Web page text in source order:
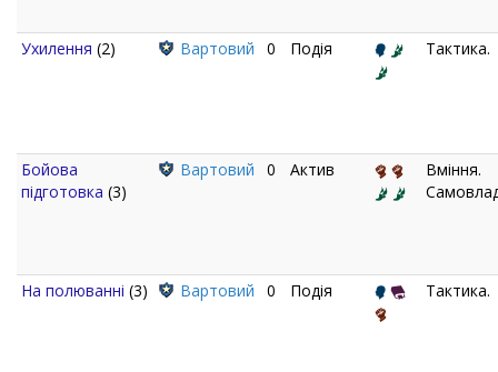
Ухилення (2) Вартовий 0 Подія Тактика.
Бойова
підготовка (3)
Вартовий 0 Актив
Вміння.
На полюванні (3) Вартовий 0 Подія Тактика.